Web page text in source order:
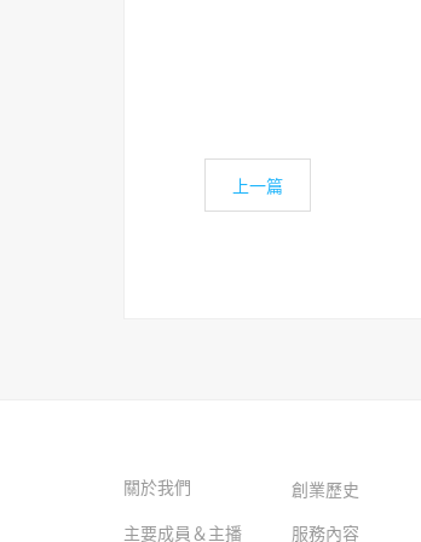
上一篇
關於我們 創業歷史
主要成員＆主播 服務內容